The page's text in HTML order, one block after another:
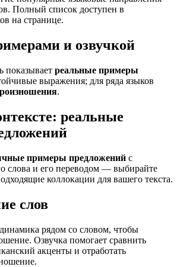
Полный список доступен в
на странице.
и озвучкой
показывает реальные примеры
выражения; для ряда языков
.
реальные
примеры предложений с
слова и его переводом — выбирайте
коллокации для вашего текста.
слов
рядом со словом, чтобы
Озвучка помогает сравнить
акценты и отработать